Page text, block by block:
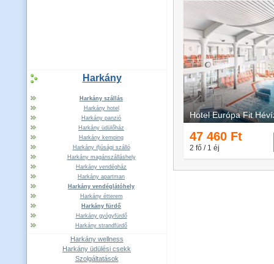
Harkány
Harkány szállás
Harkány hotel
Harkány panzió
Harkány üdülőház
Harkány kemping
Harkány ifjúsági szálló
Harkány magánszálláshely
Harkány vendégház
Harkány apartman
Harkány vendéglátóhely
Harkány étterem
Harkány fürdő
Harkány gyógyfürdő
Harkány strandfürdő
Harkány wellness
Harkány üdülési csekk
Szolgáltatások